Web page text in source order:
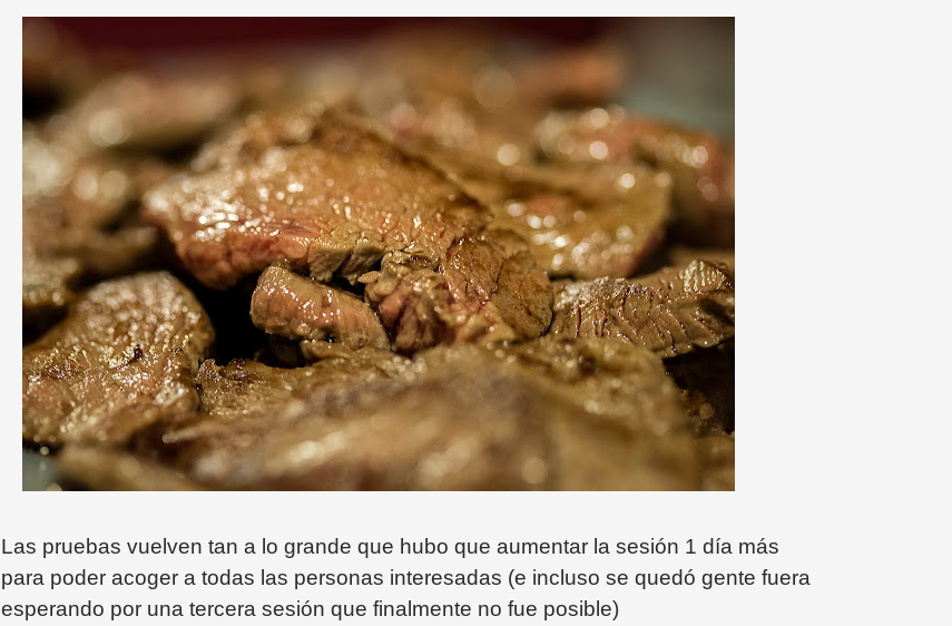
Las pruebas vuelven tan a lo grande que hubo que aumentar la sesión 1 día más
para poder acoger a todas las personas interesadas (e incluso se quedó gente fuera
esperando por una tercera sesión que finalmente no fue posible)